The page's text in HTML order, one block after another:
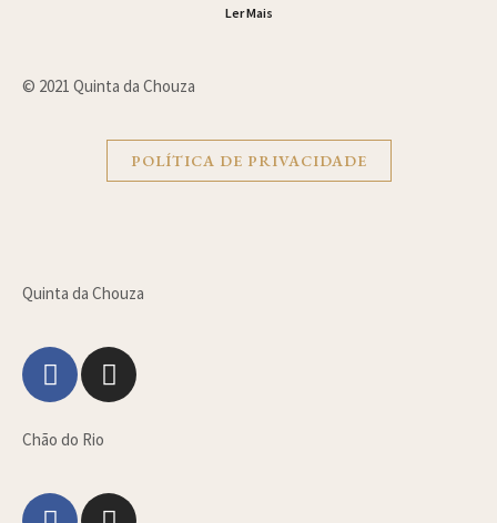
Ler Mais
© 2021 Quinta da Chouza
POLÍTICA DE PRIVACIDADE
Quinta da Chouza
Chão do Rio